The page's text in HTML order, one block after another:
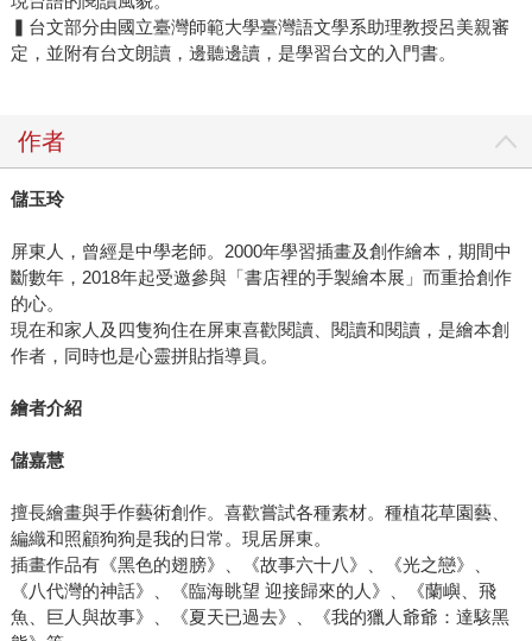
▍台文部分由國立臺灣師範大學臺灣語文學系助理教授呂美親審
定，並附有台文朗讀，邊聽邊讀，是學習台文的入門書。
作者
儲玉玲
屏東人，曾經是中學老師。2000年學習插畫及創作繪本，期間中
斷數年，2018年起受邀參與「書店裡的手製繪本展」而重拾創作
的心。
現在和家人及四隻狗住在屏東喜歡閱讀、閱讀和閱讀，是繪本創
作者，同時也是心靈拼貼指導員。
繪者介紹
儲嘉慧
擅長繪畫與手作藝術創作。喜歡嘗試各種素材。種植花草園藝、
編織和照顧狗狗是我的日常。現居屏東。
插畫作品有《黑色的翅膀》、《故事六十八》、《光之戀》、
《八代灣的神話》、《臨海眺望 迎接歸來的人》、《蘭嶼、飛
魚、巨人與故事》、《夏天已過去》、《我的獵人爺爺：達駭黑